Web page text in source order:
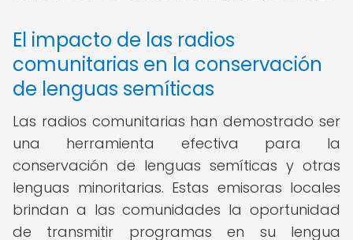
El impacto de las radios
comunitarias en la conservación
de lenguas semíticas
Las radios comunitarias han demostrado ser
una herramienta efectiva para la
conservación de lenguas semíticas y otras
lenguas minoritarias. Estas emisoras locales
brindan a las comunidades la oportunidad
de transmitir programas en su lengua